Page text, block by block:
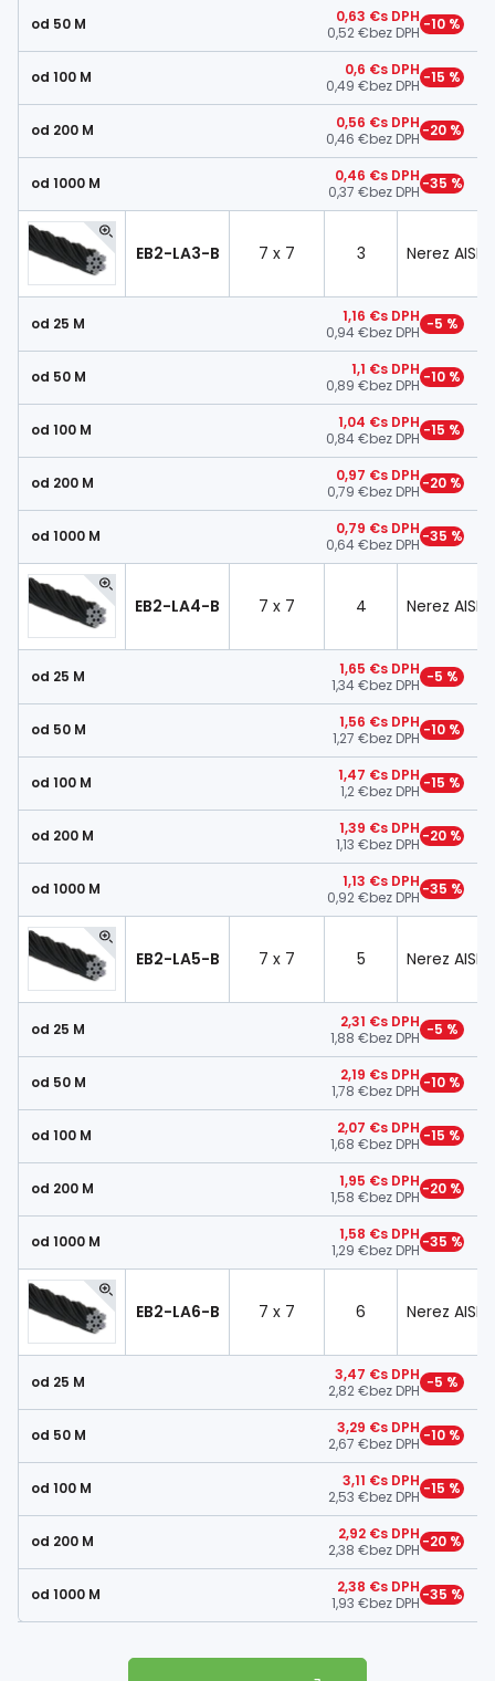
od 50 M 0,63 €s DPH
0,52 €bez DPH −10 %
od 100 M 0,6 €s DPH
0,49 €bez DPH −15 %
od 200 M 0,56 €s DPH
0,46 €bez DPH−20 %
od 1000 M 0,46 €s DPH
0,37 €bez DPH−35 %
EB2-LA3-B 7 x 7 3 Nerez AISI
od 25 M 1,16 €s DPH
0,94 €bez DPH −5 %
od 50 M 1,1 €s DPH
0,89 €bez DPH −10 %
od 100 M 1,04 €s DPH
0,84 €bez DPH −15 %
od 200 M 0,97 €s DPH
0,79 €bez DPH−20 %
od 1000 M 0,79 €s DPH
0,64 €bez DPH−35 %
EB2-LA4-B 7 x 7 4 Nerez AISI
od 25 M 1,65 €s DPH
1,34 €bez DPH −5 %
od 50 M 1,56 €s DPH
1,27 €bez DPH −10 %
od 100 M 1,47 €s DPH
1,2 €bez DPH −15 %
od 200 M 1,39 €s DPH
1,13 €bez DPH−20 %
od 1000 M 1,13 €s DPH
0,92 €bez DPH−35 %
EB2-LA5-B 7 x 7 5 Nerez AISI
od 25 M 2,31 €s DPH
1,88 €bez DPH −5 %
od 50 M 2,19 €s DPH
1,78 €bez DPH −10 %
od 100 M 2,07 €s DPH
1,68 €bez DPH −15 %
od 200 M 1,95 €s DPH
1,58 €bez DPH−20 %
od 1000 M 1,58 €s DPH
1,29 €bez DPH−35 %
EB2-LA6-B 7 x 7 6 Nerez AISI
od 25 M 3,47 €s DPH
2,82 €bez DPH −5 %
od 50 M 3,29 €s DPH
2,67 €bez DPH −10 %
od 100 M 3,11 €s DPH
2,53 €bez DPH −15 %
od 200 M 2,92 €s DPH
2,38 €bez DPH−20 %
od 1000 M 2,38 €s DPH
1,93 €bez DPH−35 %